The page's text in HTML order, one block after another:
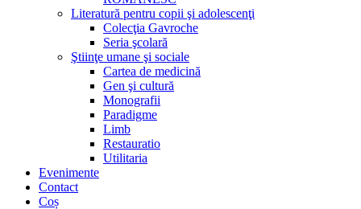
Literatură pentru copii şi adolescenţi
Colecţia Gavroche
Seria şcolară
Ştiinţe umane şi sociale
Cartea de medicină
Gen şi cultură
Monografii
Paradigme
Limb
Restauratio
Utilitaria
Evenimente
Contact
Coș